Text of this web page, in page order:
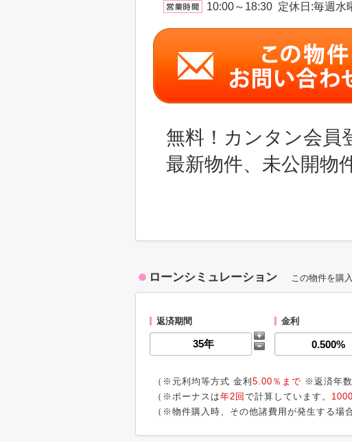
10:00～18:30 定休日:毎週水
無料！カンタン会員
最新物件、未公開物
ローンシミュレーション この物件を購
返済期間 金利
（※元利均等方式 金利 5.00％まで ※返済年数
（※ボーナスは年2回 で計算しています。
（※物件購入時、その他諸費用が発生する場